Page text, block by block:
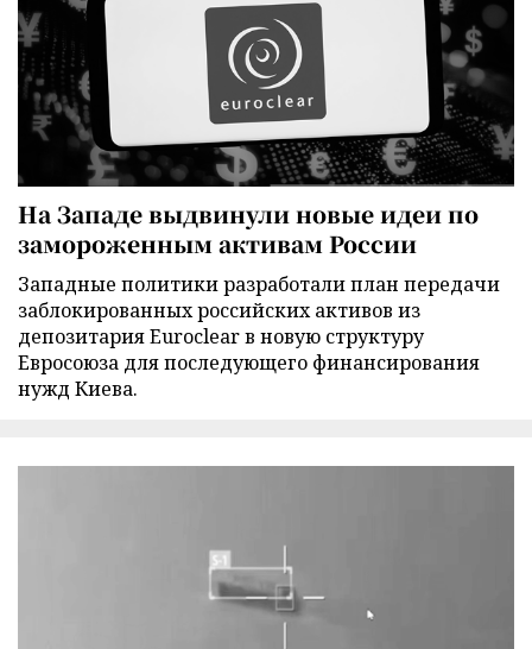
На Западе выдвинули новые идеи по
замороженным активам России
Западные политики разработали план передачи
заблокированных российских активов из
депозитария Euroclear в новую структуру
Евросоюза для последующего финансирования
нужд Киева.